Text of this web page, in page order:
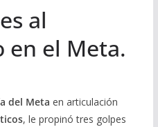
al
en el Meta.
del Meta en articulación
, le propinó tres golpes